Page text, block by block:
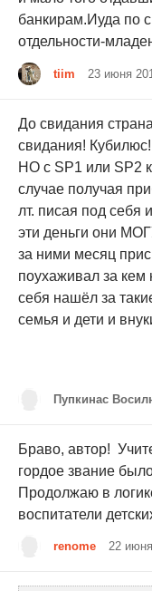
банкирам.Иуда по
отдельности-
tiim 23 июня
До свидания
свидания!
НО с SP1 или SP2
случае получая
лт. писая под себя
эти деньги они
за ними месяц
поухаживал за кем
себя нашёл за
семья и дети и
Пупкинас
Браво, автор!
гордое звание
Продолжаю в
воспитатели
renome 22